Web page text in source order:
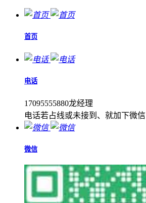
首页
电话
17095555880龙经理
电话若占线或未接到、就加下微信
微信